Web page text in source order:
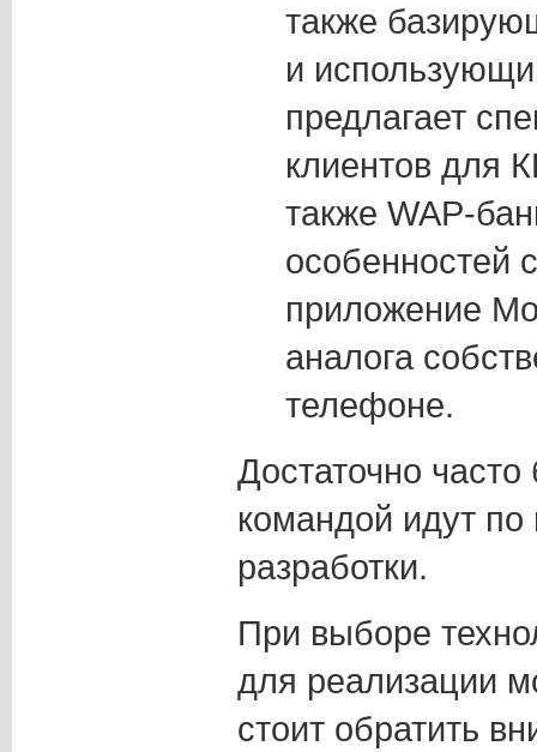
также
и
предлагает
клиентов для
также WAP-
особенностей
приложение
аналога
телефоне.
Достаточно
командой идут по
разработки.
При выборе
для реализации
стоит обратить